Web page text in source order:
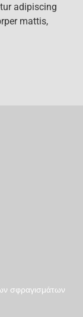
adipiscing
mattis,
σφραγισμάτων